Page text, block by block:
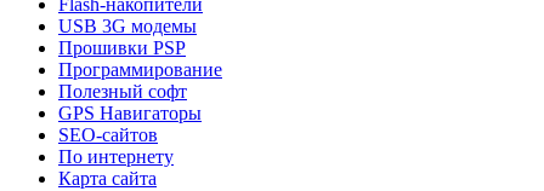
Flash-накопители
USB 3G модемы
Прошивки PSP
Программирование
Полезный софт
GPS Навигаторы
SEO-сайтов
По интернету
Карта сайта